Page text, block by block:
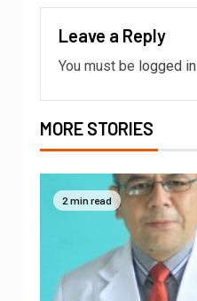
Leave a Reply
You must be logged in
MORE STORIES
2 min read